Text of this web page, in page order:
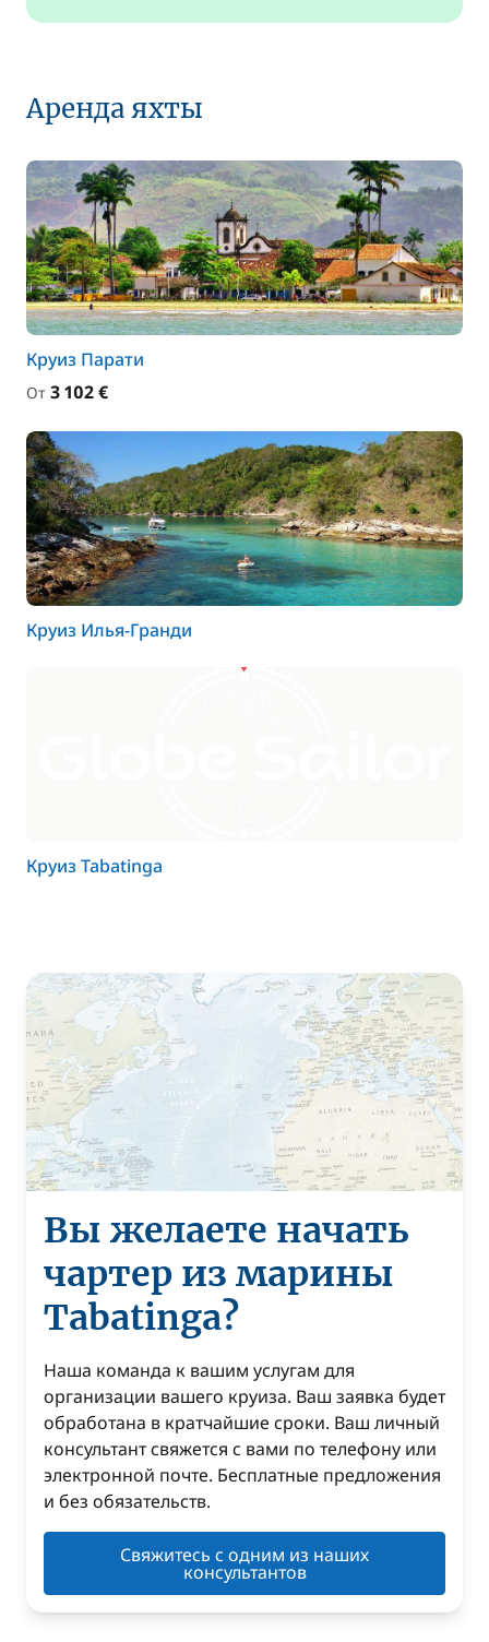
Аренда яхты
Круиз Парати
От 3 102 €
Круиз Илья-Гранди
Круиз Tabatinga
Вы желаете начать
чартер из марины
Tabatinga?
Наша команда к вашим услугам для
организации вашего круиза. Ваш заявка будет
обработана в кратчайшие сроки. Ваш личный
консультант свяжется с вами по телефону или
электронной почте. Бесплатные предложения
и без обязательств.
Свяжитесь с одним из наших
консультантов